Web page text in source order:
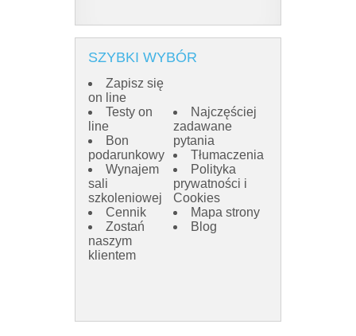
SZYBKI WYBÓR
Zapisz się
on line
Testy on
line
Bon
podarunkowy
Wynajem
sali
szkoleniowej
Cennik
Zostań
naszym
klientem
Najczęściej
zadawane
pytania
Tłumaczenia
Polityka
prywatności i
Cookies
Mapa strony
Blog